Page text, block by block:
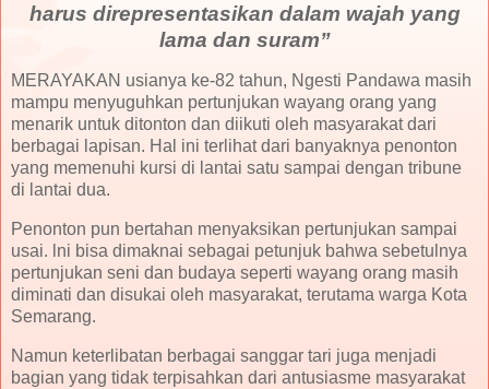
harus direpresentasikan dalam wajah yang
lama dan suram”
MERAYAKAN usianya ke-82 tahun, Ngesti Pandawa masih
mampu menyuguhkan pertunjukan wayang orang yang
menarik untuk ditonton dan diikuti oleh masyarakat dari
berbagai lapisan. Hal ini terlihat dari banyaknya penonton
yang memenuhi kursi di lantai satu sampai dengan tribune
di lantai dua.
Penonton pun bertahan menyaksikan pertunjukan sampai
usai. lni bisa dimaknai sebagai petunjuk bahwa sebetulnya
pertunjukan seni dan budaya seperti wayang orang masih
diminati dan disukai oleh masyarakat, terutama warga Kota
Semarang.
Namun keterlibatan berbagai sanggar tari juga menjadi
bagian yang tidak terpisahkan dari antusiasme masyarakat